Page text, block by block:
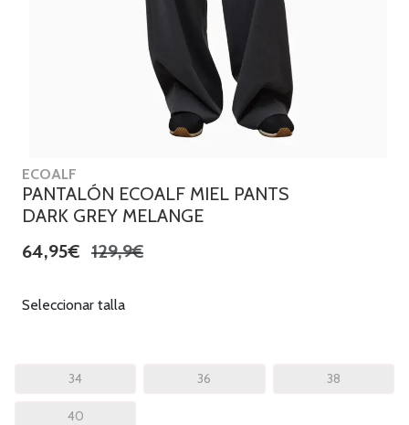
ECOALF
PANTALÓN ECOALF MIEL PANTS
DARK GREY MELANGE
64,95€ 129,9€
Seleccionar talla
34 36 38
40